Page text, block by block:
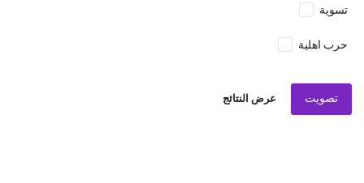
تسوية
حرب اهلية
تصويت عرض النتائج